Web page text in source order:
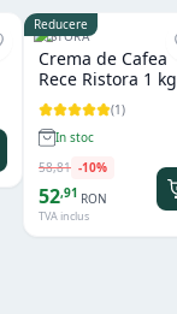
Reducere
RISTORA
Crema de Cafea
Rece Ristora 1 kg
(1)
In stoc
58,81 -10%
52,91 RON
TVA inclus